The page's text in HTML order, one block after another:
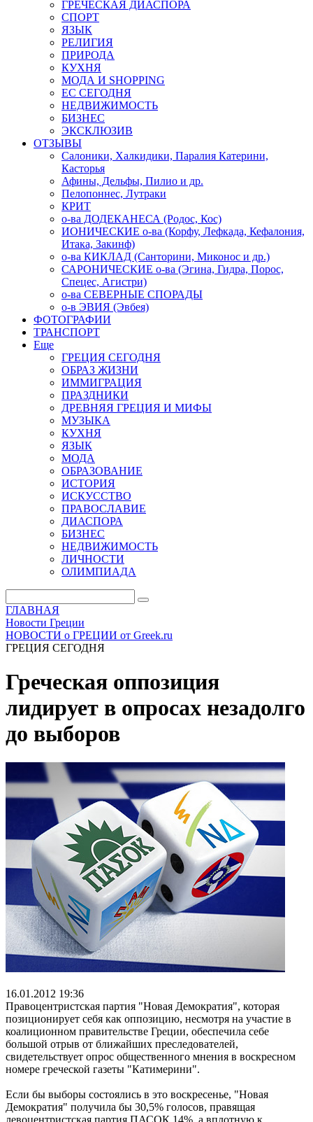
ГРЕЧЕСКАЯ ДИАСПОРА
СПОРТ
ЯЗЫК
РЕЛИГИЯ
ПРИРОДА
КУХНЯ
МОДА И SHOPPING
ЕС СЕГОДНЯ
НЕДВИЖИМОСТЬ
БИЗНЕС
ЭКСКЛЮЗИВ
ОТЗЫВЫ
Салоники, Халкидики, Паралия Катерини,
Касторья
Афины, Дельфы, Пилио и др.
Пелопоннес, Лутраки
КРИТ
о-ва ДОДЕКАНЕСА (Родос, Кос)
ИОНИЧЕСКИЕ о-ва (Корфу, Лефкада, Кефалония,
Итака, Закинф)
о-ва КИКЛАД (Санторини, Миконос и др.)
САРОНИЧЕСКИЕ о-ва (Эгина, Гидра, Порос,
Спецес, Агистри)
о-ва СЕВЕРНЫЕ СПОРАДЫ
о-в ЭВИЯ (Эвбея)
ФОТОГРАФИИ
ТРАНСПОРТ
Еще
ГРЕЦИЯ СЕГОДНЯ
ОБРАЗ ЖИЗНИ
ИММИГРАЦИЯ
ПРАЗДНИКИ
ДРЕВНЯЯ ГРЕЦИЯ И МИФЫ
МУЗЫКА
КУХНЯ
ЯЗЫК
МОДА
ОБРАЗОВАНИЕ
ИСТОРИЯ
ИСКУССТВО
ПРАВОСЛАВИЕ
ДИАСПОРА
БИЗНЕС
НЕДВИЖИМОСТЬ
ЛИЧНОСТИ
ОЛИМПИАДА
ГЛАВНАЯ
Новости Греции
НОВОСТИ о ГРЕЦИИ от Greek.ru
ГРЕЦИЯ СЕГОДНЯ
Греческая оппозиция
лидирует в опросах незадолго
до выборов
16.01.2012 19:36
Правоцентристская партия "Новая Демократия", которая
позиционирует себя как оппозицию, несмотря на участие в
коалиционном правительстве Греции, обеспечила себе
большой отрыв от ближайших преследователей,
свидетельствует опрос общественного мнения в воскресном
номере греческой газеты "Катимерини".
Если бы выборы состоялись в это воскресенье, "Новая
Демократия" получила бы 30,5% голосов, правящая
левоцентристская партия ПАСОК 14%, а вплотную к